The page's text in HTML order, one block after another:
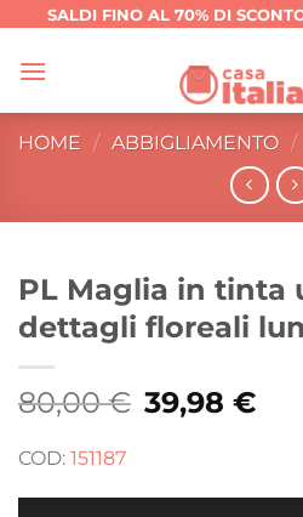
contenuti
SALDI FINO AL 70% DI
HOME / ABBIGLIAMENTO /
PL Maglia in tinta
dettagli floreali
80,00€ Il
prezzo
39,98€Il
COD: 151187